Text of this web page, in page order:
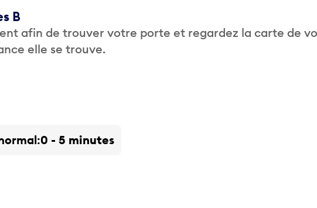
B
afin de trouver votre porte et regardez la carte de
elle se trouve.
0 - 5 minutes